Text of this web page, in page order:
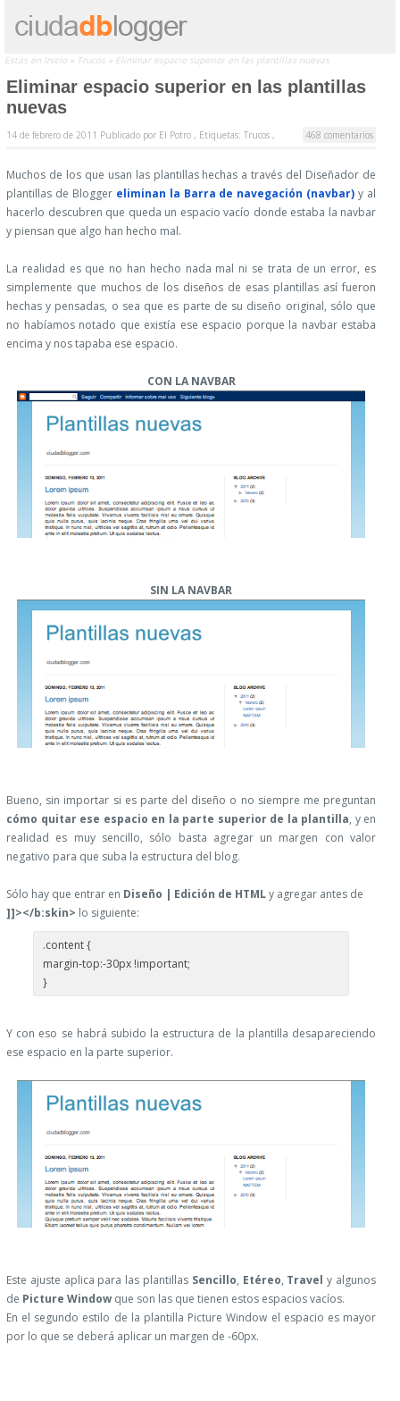
Estás en Inicio » Trucos » Eliminar espacio superior en las plantillas nuevas
Eliminar espacio superior en las plantillas
nuevas
14 de febrero de 2011 Publicado por El Potro , Etiquetas: Trucos 468 comentarios
,
Muchos de los que usan las plantillas hechas a través del Diseñador de
plantillas de Blogger eliminan la Barra de navegación (navbar) y al
hacerlo descubren que queda un espacio vacío donde estaba la navbar
y piensan que algo han hecho mal.
La realidad es que no han hecho nada mal ni se trata de un error, es
simplemente que muchos de los diseños de esas plantillas así fueron
hechas y pensadas, o sea que es parte de su diseño original, sólo que
no habíamos notado que existía ese espacio porque la navbar estaba
encima y nos tapaba ese espacio.
CON LA NAVBAR
SIN LA NAVBAR
Bueno, sin importar si es parte del diseño o no siempre me preguntan
cómo quitar ese espacio en la parte superior de la plantilla, y en
realidad es muy sencillo, sólo basta agregar un margen con valor
negativo para que suba la estructura del blog.
Sólo hay que entrar en Diseño | Edición de HTMLy agregar antes de
]]></b:skin> lo siguiente:
.content {
margin-top:-30px !important;
}
Y con eso se habrá subido la estructura de la plantilla desapareciendo
ese espacio en la parte superior.
Este ajuste aplica para las plantillas Sencillo, Etéreo, Travel y algunos
de Picture Window que son las que tienen estos espacios vacíos.
En el segundo estilo de la plantilla Picture Window el espacio es mayor
por lo que se deberá aplicar un margen de -60px.